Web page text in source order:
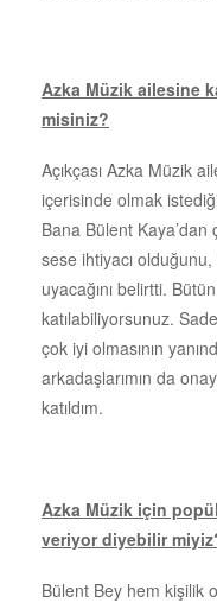
Azka Müzik ailesine
misiniz?
Açıkçası Azka Müzik
içerisinde olmak
Bana Bülent
sese ihtiyacı
uyacağını belirtti.
katılabiliyorsunuz.
çok iyi olmasının
arkadaşlarımın da
katıldım.
Azka Müzik için
veriyor diyebilir
Bülent Bey hem kişilik